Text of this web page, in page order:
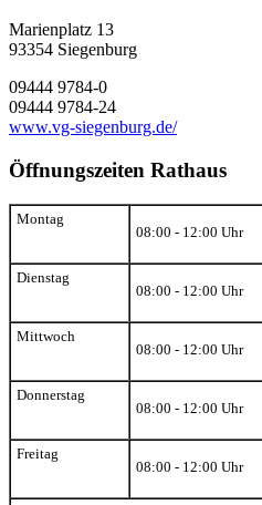
Marienplatz 13
93354 Siegenburg
09444 9784-0
09444 9784-24
www.vg-siegenburg.de/
Öffnungszeiten Rathaus
Montag
08:00 - 12:00 Uhr
Dienstag
08:00 - 12:00 Uhr
Mittwoch
08:00 - 12:00 Uhr
Donnerstag
08:00 - 12:00 Uhr
Freitag
08:00 - 12:00 Uhr